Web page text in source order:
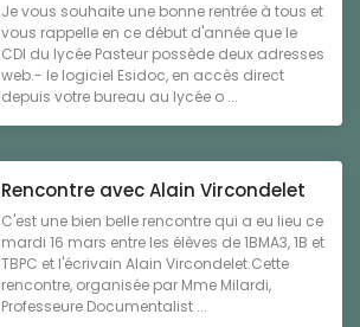
Je vous souhaite une bonne rentrée à tous et
vous rappelle en ce début d'année que le
CDI du lycée Pasteur possède deux adresses
web.- le logiciel Esidoc, en accès direct
depuis votre bureau au lycée o ...
Rencontre avec Alain Vircondelet
C'est une bien belle rencontre qui a eu lieu ce
mardi 16 mars entre les élèves de 1BMA3, 1B et
TBPC et l'écrivain Alain Vircondelet.Cette
rencontre, organisée par Mme Milardi,
Professeure Documentalist ...